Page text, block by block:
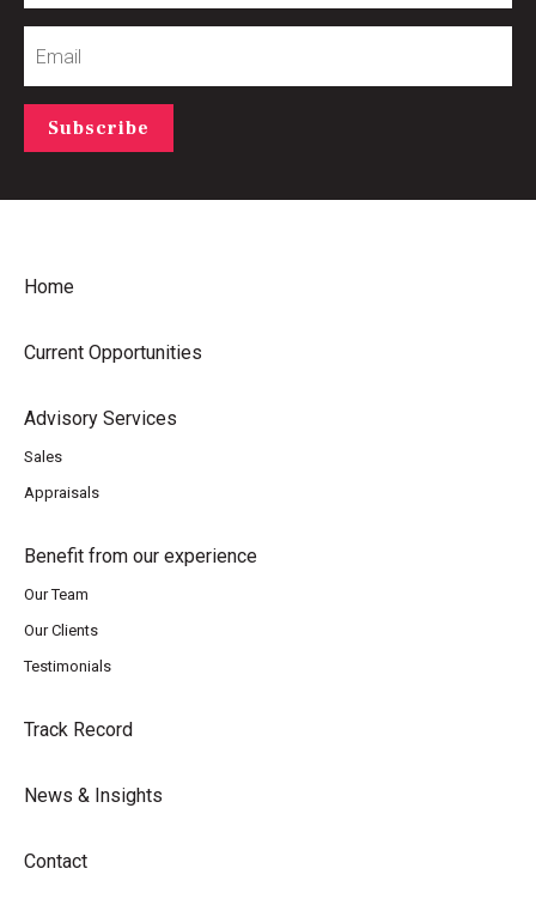
Subscribe
Home
Current Opportunities
Advisory Services
Sales
Appraisals
Benefit from our experience
Our Team
Our Clients
Testimonials
Track Record
News & Insights
Contact